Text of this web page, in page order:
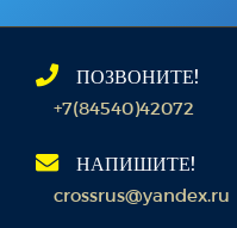
ПОЗВОНИТЕ!
+7(84540)42072
НАПИШИТЕ!
crossrus@yandex.ru